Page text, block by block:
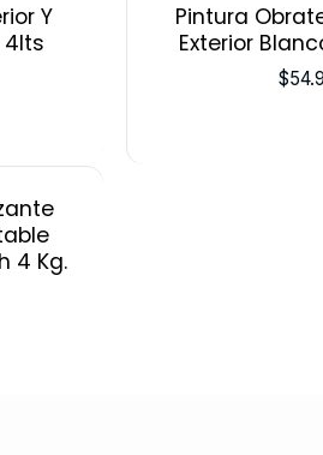
Y
4lts
Pintura
Exterior
4 Kg.